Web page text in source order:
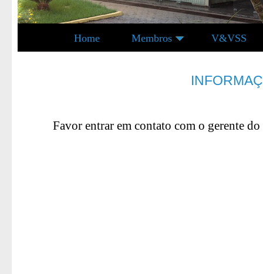
Home Membros V&VSS
Favor entrar em contato com o gerente